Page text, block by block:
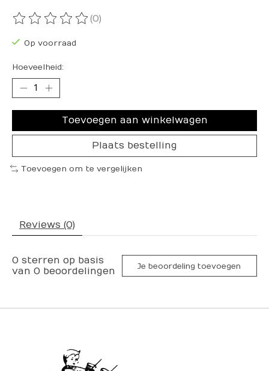
De beoordeling van dit product is
(0)
Op voorraad
Hoeveelheid:
Toevoegen aan winkelwagen
Plaats bestelling
Toevoegen om te vergelijken
Reviews (0)
0 sterren op basis
van 0 beoordelingen Je beoordeling toevoegen